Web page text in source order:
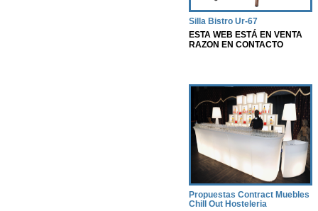
Silla Bistro Ur-67
ESTA WEB ESTÁ EN VENTA
RAZON EN CONTACTO
Propuestas Contract Muebles
Chill Out Hosteleria